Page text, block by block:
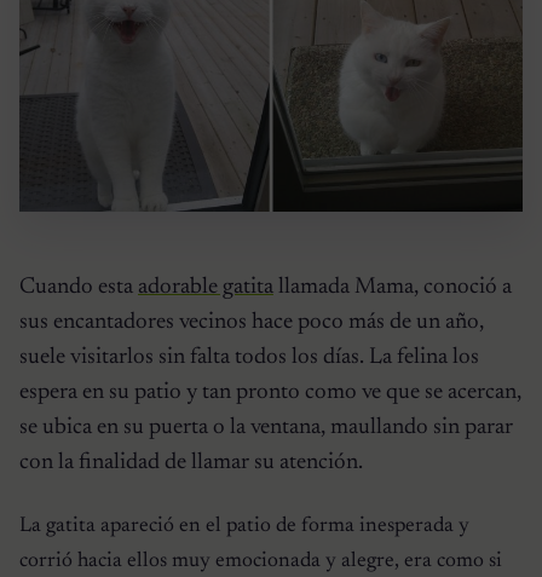
Cuando esta adorable gatita llamada Mama, conoció a
sus encantadores vecinos hace poco más de un año,
suele visitarlos sin falta todos los días. La felina los
espera en su patio y tan pronto como ve que se acercan,
se ubica en su puerta o la ventana, maullando sin parar
con la finalidad de llamar su atención.
La gatita apareció en el patio de forma inesperada y
corrió hacia ellos muy emocionada y alegre, era como si